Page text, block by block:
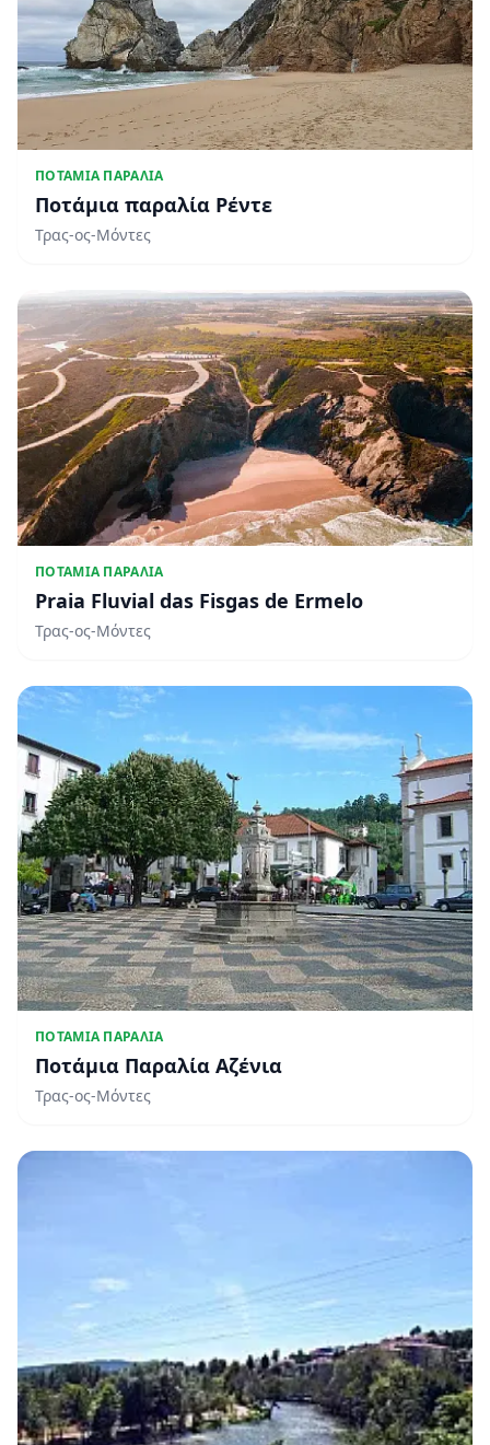
ΠΟΤΆΜΙΑ ΠΑΡΑΛΊΑ
Ποτάμια παραλία Ρέντε
Τρας-ος-Μόντες
ΠΟΤΆΜΙΑ ΠΑΡΑΛΊΑ
Praia Fluvial das Fisgas de Ermelo
Τρας-ος-Μόντες
ΠΟΤΆΜΙΑ ΠΑΡΑΛΊΑ
Ποτάμια Παραλία Αζένια
Τρας-ος-Μόντες